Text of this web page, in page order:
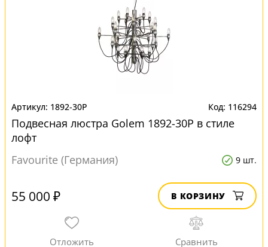
1892-30P 116294
Подвесная люстра Golem 1892-30P в стиле
лофт
Favourite (Германия)
9 шт.
55 000 ₽ В КОРЗИНУ